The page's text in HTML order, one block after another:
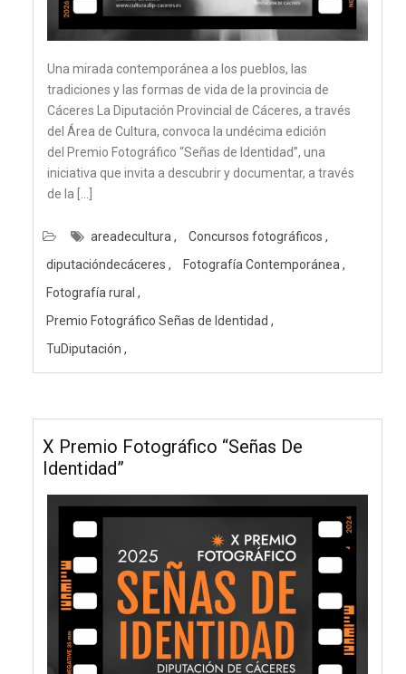
Una mirada contemporánea a los pueblos, las
tradiciones y las formas de vida de la provincia de
Cáceres La Diputación Provincial de Cáceres, a través
del Área de Cultura, convoca la undécima edición
del Premio Fotográfico “Señas de Identidad”, una
iniciativa que invita a descubrir y documentar, a través
de la […]
areadecultura
Concursos fotográficos
diputacióndecáceres
Fotografía Contemporánea
Fotografía rural
Premio Fotográfico Señas de Identidad
TuDiputación
X Premio Fotográfico “Señas De
Identidad”